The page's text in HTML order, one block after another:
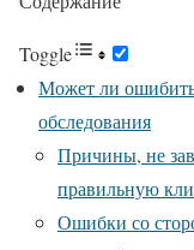
Toggle
Может ли
обследования
Причины, не
правильную
Ошибки со